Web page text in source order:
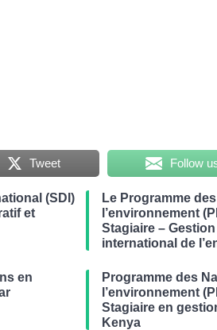
Tweet Follow
(SDI)
et
Le Programme
l’environnement
Stagiaire –
international de
en
Programme des
l’environnement
Stagiaire en
Kenya